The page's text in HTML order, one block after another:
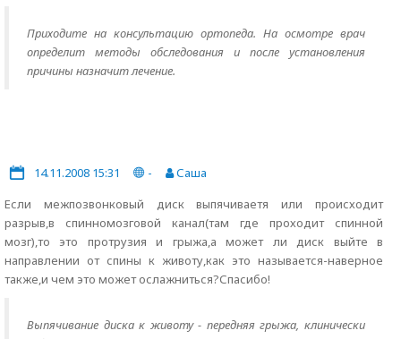
Приходите на консультацию ортопеда. На осмотре врач
определит методы обследования и после установления
причины назначит лечение.
14.11.2008 15:31 -
Саша
Если межпозвонковый диск выпячиваетя или происходит
разрыв,в спинномозговой канал(там где проходит спинной
мозг),то это протрузия и грыжа,а может ли диск выйте в
направлении от спины к животу,как это называется-наверное
также,и чем это может ослажниться?Спасибо!
Выпячивание диска к животу - передняя грыжа, клинически